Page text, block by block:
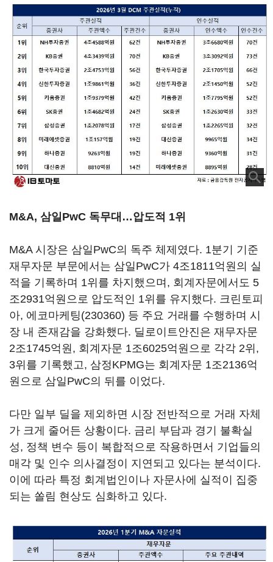
M&A, 삼일PwC 독무대…압도적 1위
M&A 시장은 삼일PwC의 독주 체제였다. 1분기 기준
재무자문 부문에서는 삼일PwC가 4조1811억원의 실
적을 기록하며 1위를 차지했으며, 회계자문에서도 5
조2931억원으로 압도적인 1위를 유지했다. 크린토피
아, 에코마케팅(230360) 등 주요 거래를 수행하며 시
장 내 존재감을 강화했다. 딜로이트안진은 재무자문
2조1745억원, 회계자문 1조6025억원으로 각각 2위,
3위를 기록했고, 삼정KPMG는 회계자문 1조2136억
원으로 삼일PwC의 뒤를 이었다.
다만 일부 딜을 제외하면 시장 전반적으로 거래 자체
가 크게 줄어든 상황이다. 금리 부담과 경기 불확실
성, 정책 변수 등이 복합적으로 작용하면서 기업들의
매각 및 인수 의사결정이 지연되고 있다는 분석이다.
이에 따라 특정 회계법인이나 자문사에 실적이 집중
되는 쏠림 현상도 심화하고 있다.